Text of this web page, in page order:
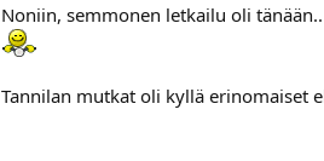
Noniin, semmonen letkailu oli
Tannilan mutkat oli kyllä erinomaiset